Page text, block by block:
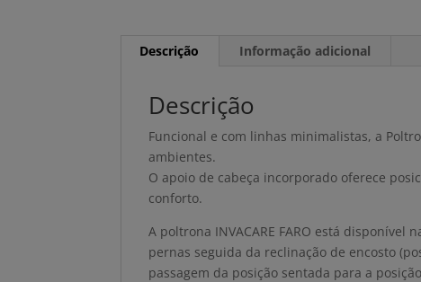
Descrição Informação adicional
Descrição
Funcional e com linhas minimalistas, a
ambientes.
O apoio de cabeça incorporado oferece
conforto.
A poltrona INVACARE FARO está
pernas seguida da reclinação de encosto
passagem da posição sentada para a